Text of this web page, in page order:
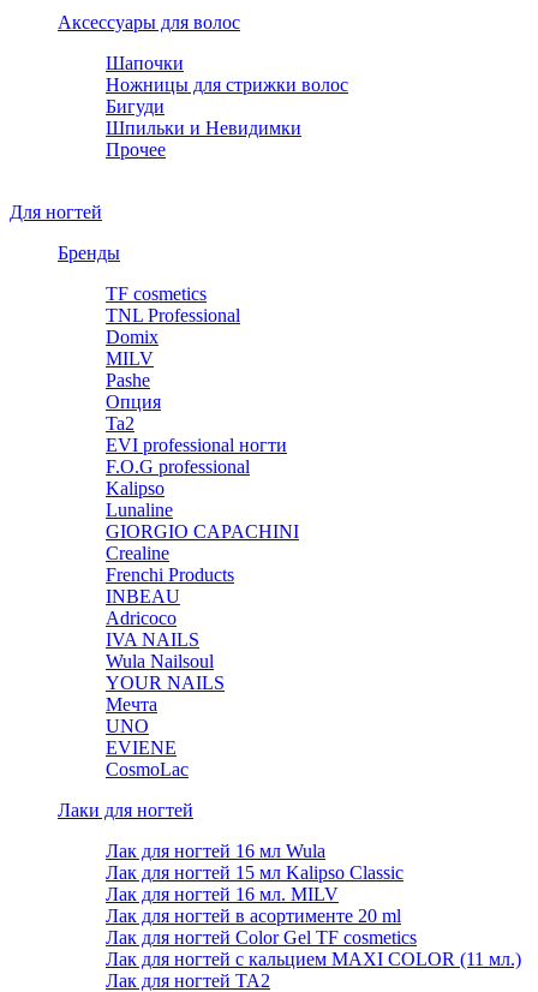
Аксессуары для волос
Шапочки
Ножницы для стрижки волос
Бигуди
Шпильки и Невидимки
Прочее
Для ногтей
Бренды
TF cosmetics
TNL Professional
Domix
MILV
Pashe
Опция
Ta2
EVI professional ногти
F.O.G professional
Kalipso
Lunaline
GIORGIO CAPACHINI
Crealine
Frenchi Products
INBEAU
Adricoco
IVA NAILS
Wula Nailsoul
YOUR NAILS
Мечта
UNO
EVIENE
CosmoLac
Лаки для ногтей
Лак для ногтей 16 мл Wula
Лак для ногтей 15 мл Kalipso Classic
Лак для ногтей 16 мл. MILV
Лак для ногтей в асортименте 20 ml
Лак для ногтей Color Gel TF cosmetics
Лак для ногтей с кальцием MAXI COLOR (11 мл.)
Лак для ногтей TA2